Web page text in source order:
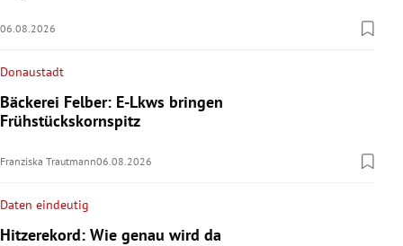
06.08.2026
Donaustadt
Bäckerei Felber: E-Lkws bringen
Frühstückskornspitz
Franziska Trautmann06.08.2026
Daten eindeutig
Hitzerekord: Wie genau wird da